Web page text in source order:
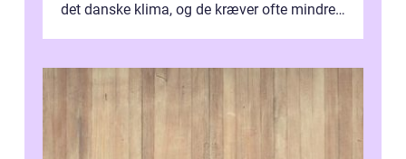
det danske klima, og de kræver ofte mindre